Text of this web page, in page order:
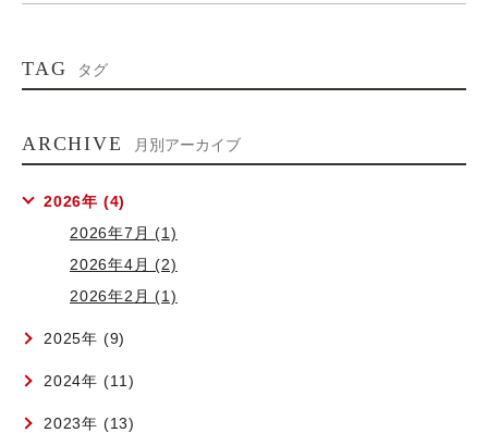
TAG タグ
ARCHIVE 月別アーカイブ
2026年 (4)
2026年7月 (1)
2026年4月 (2)
2026年2月 (1)
2025年 (9)
2024年 (11)
2023年 (13)